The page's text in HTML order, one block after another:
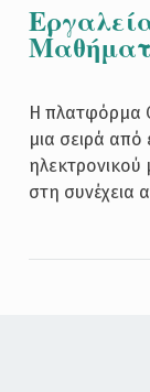
Η πλατφόρμα
μια σειρά από
στη συνέχεια